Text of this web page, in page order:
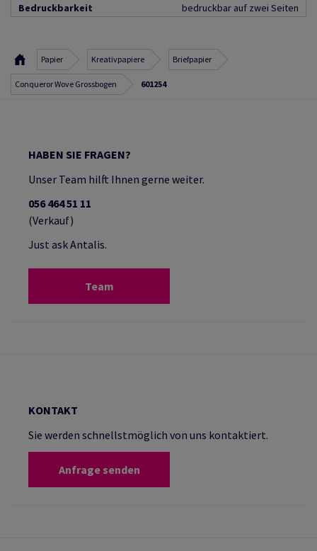
Bedruckbarkeit bedruckbar auf zwei Seiten
Papier Kreativpapiere Briefpapier
Conqueror Wove Grossbogen 601254
HABEN SIE FRAGEN?
Unser Team hilft Ihnen gerne weiter.
056 464 51 11
(Verkauf)
Just ask Antalis.
Team
KONTAKT
Sie werden schnellstmöglich von uns kontaktiert.
Anfrage senden